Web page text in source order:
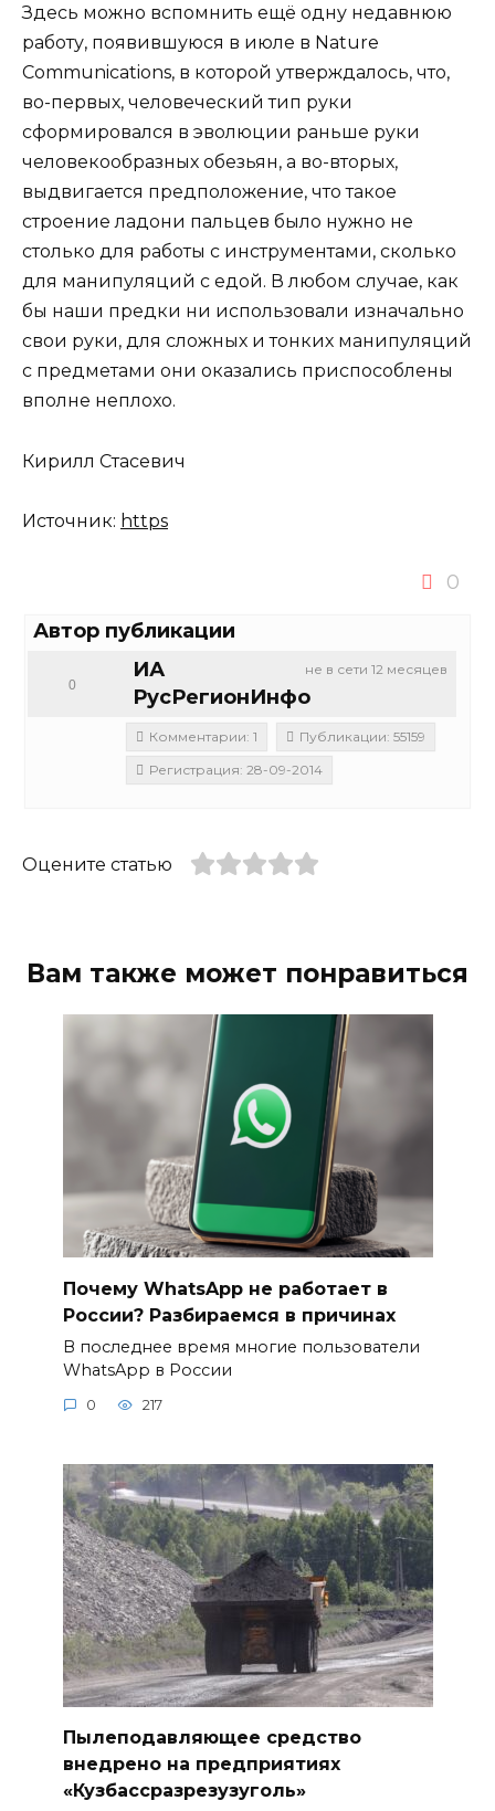
Здесь можно вспомнить ещё одну недавнюю
работу, появившуюся в июле в Nature
Communications, в которой утверждалось, что,
во-первых, человеческий тип руки
сформировался в эволюции раньше руки
человекообразных обезьян, а во-вторых,
выдвигается предположение, что такое
строение ладони пальцев было нужно не
столько для работы с инструментами, сколько
для манипуляций с едой. В любом случае, как
бы наши предки ни использовали изначально
свои руки, для сложных и тонких манипуляций
с предметами они оказались приспособлены
вполне неплохо.
Кирилл Стасевич
Источник: https
0
Автор публикации
не в сети 12 месяцев
ИА
РусРегионИнфо
0
Комментарии: 1
Публикации: 55159
Регистрация: 28-09-2014
Оцените статью
Вам также может понравиться
Почему WhatsApp не работает в
России? Разбираемся в причинах
В последнее время многие пользователи
WhatsApp в России
0 217
Пылеподавляющее средство
внедрено на предприятиях
«Кузбассразрезузуголь»